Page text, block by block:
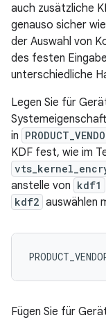
auch zusätzliche
genauso sicher wie
der Auswahl von
des festen
unterschiedliche
Legen Sie für
Systemeigenschaft
in
KDF fest, wie im
anstelle von kdf1
kdf2 auswählen
Fügen Sie für